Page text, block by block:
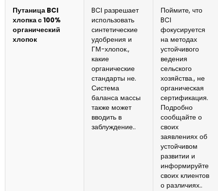
Путаница BCI
хлопка с 100%
органический
хлопок
BCI разрешает
использовать
синтетические
удобрения и
ГМ-хлопок.,
какие
органические
стандарты не.
Система
баланса массы
также может
вводить в
заблуждение..
Поймите, что
BCI
фокусируется
на методах
устойчивого
ведения
сельского
хозяйства., не
органическая
сертификация.
Подробно
сообщайте о
своих
заявлениях об
устойчивом
развитии и
информируйте
своих клиентов
о различиях..